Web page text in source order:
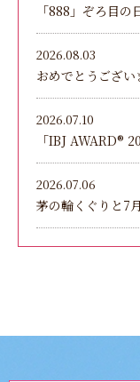
「888」ぞろ目の
2026.08.03
おめでとうござ
2026.07.10
「IBJ AWARD®︎
2026.07.06
茅の輪くぐりと7